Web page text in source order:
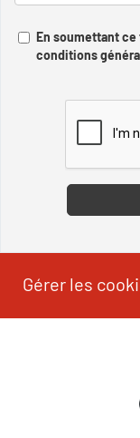
En soumettant
conditions
Gérer les